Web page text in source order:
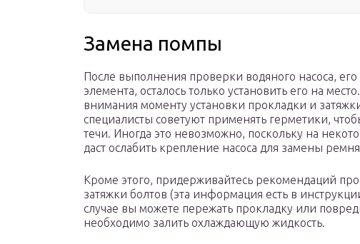
Замена помпы
После выполнения проверки водяного насоса,
элемента, осталось только установить его на
внимания моменту установки прокладки и
специалисты советуют применять герметики,
течи. Иногда это невозможно, поскольку на
даст ослабить крепление насоса для замены
Кроме этого, придерживайтесь рекомендаций
затяжки болтов (эта информация есть в
случае вы можете пережать прокладку или
необходимо залить охлаждающую жидкость.